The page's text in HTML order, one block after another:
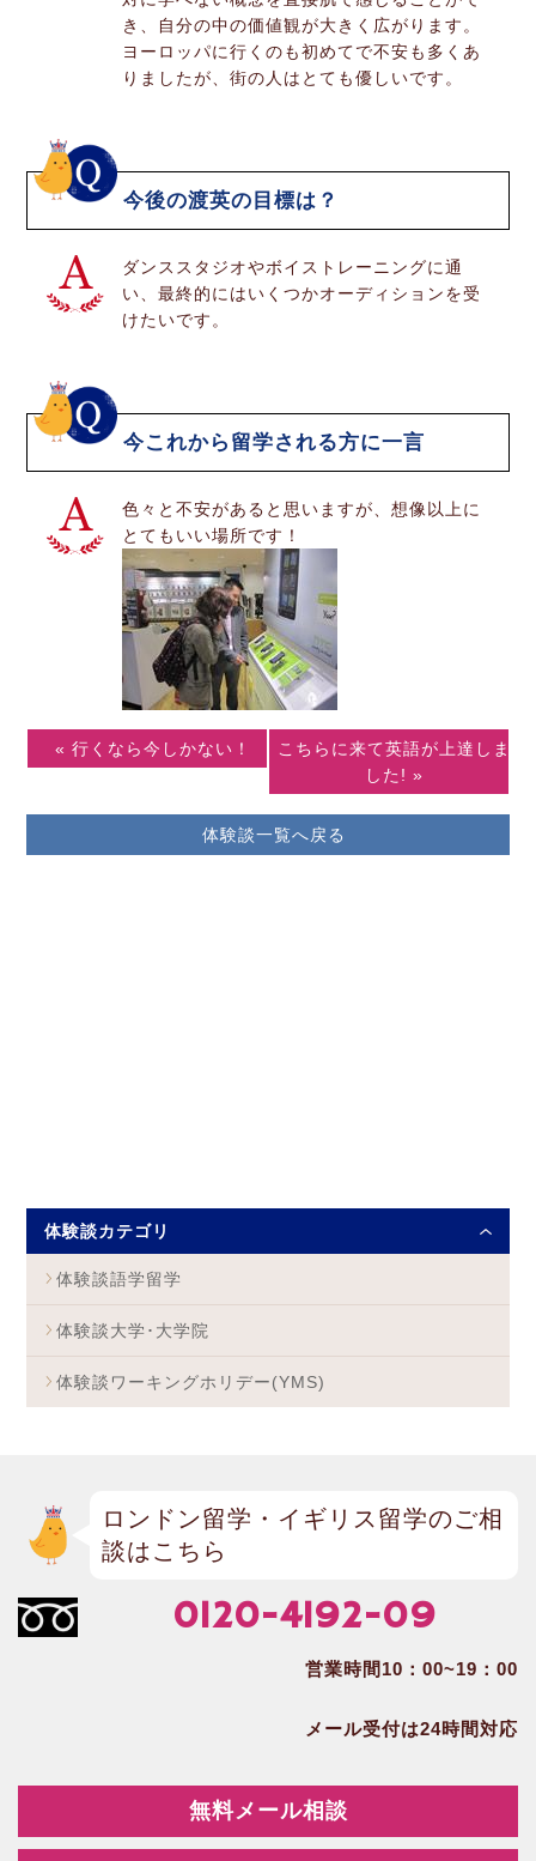
き、自分の中の価値観が大きく広がります。
ヨーロッパに行くのも初めてで不安も多くあ
りましたが、街の人はとても優しいです。
今後の渡英の目標は？
ダンススタジオやボイストレーニングに通
い、最終的にはいくつかオーディションを受
けたいです。
今これから留学される方に一言
色々と不安があると思いますが、想像以上に
とてもいい場所です！
« 行くなら今しかない！
体験談一覧へ戻る
こちらに来て英語が上達しま
した! »
体験談カテゴリ
体験談語学留学
体験談大学･大学院
体験談ワーキングホリデー(YMS)
ロンドン留学・イギリス留学のご相
談はこちら
0120-4192-09
営業時間10：00~19：00
メール受付は24時間対応
無料メール相談